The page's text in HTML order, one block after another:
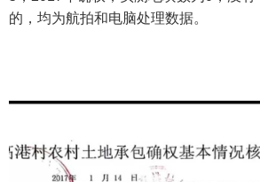
的，均为航拍和电脑处理数据。